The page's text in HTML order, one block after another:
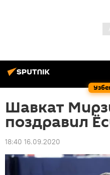
Шавкат
поздравил
18:40 16.09.2020